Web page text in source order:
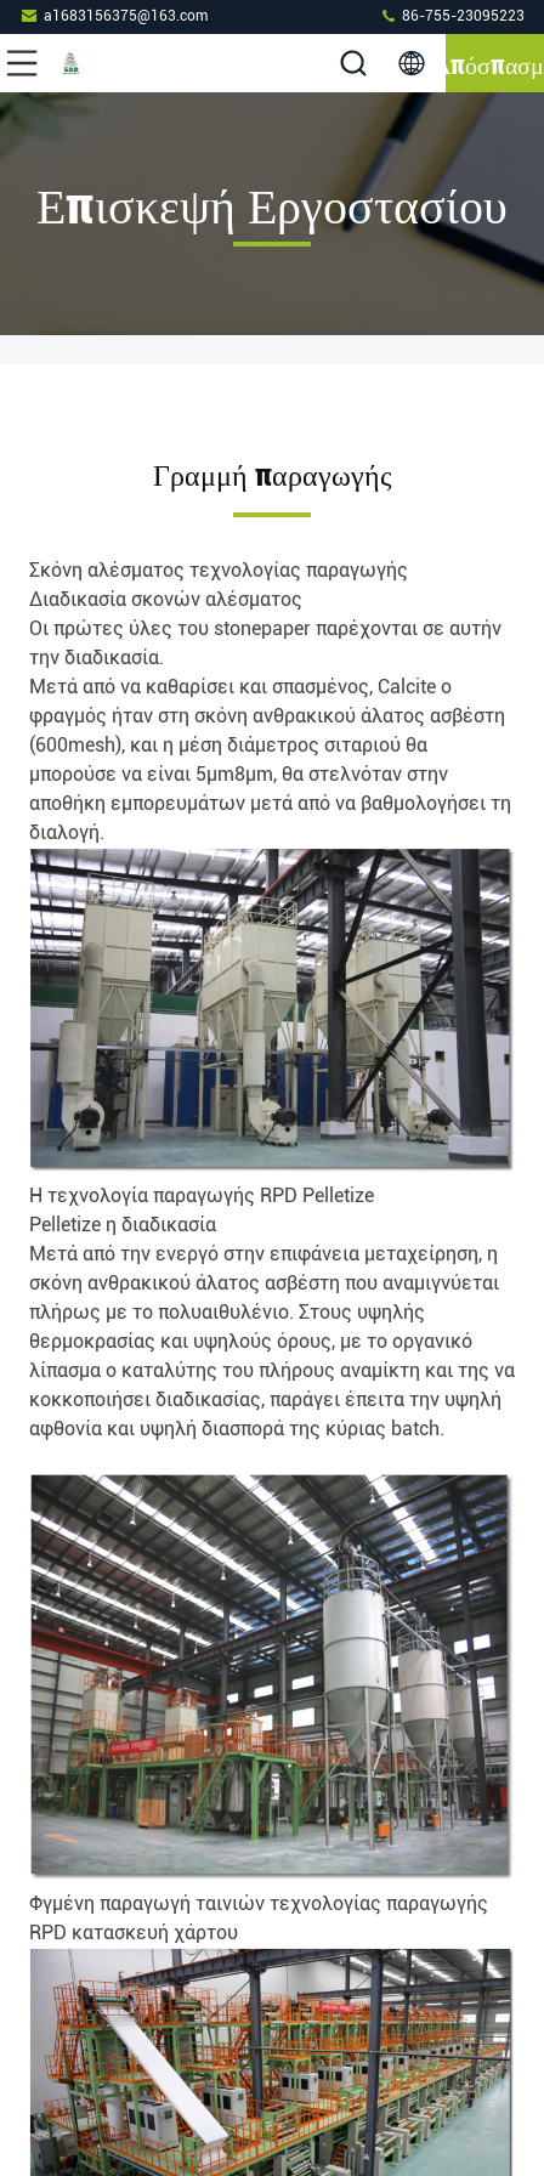
a1683156375@163.com 86-755-23095223
Επισκεψή Εργοστασίου
Γραμμή παραγωγής
Σκόνη αλέσματος τεχνολογίας παραγωγής
Διαδικασία σκονών αλέσματος
Οι πρώτες ύλες του stonepaper παρέχονται σε αυτήν
την διαδικασία.
Μετά από να καθαρίσει και σπασμένος, Calcite ο
φραγμός ήταν στη σκόνη ανθρακικού άλατος ασβέστη
(600mesh), και η μέση διάμετρος σιταριού θα
μπορούσε να είναι 5μm8μm, θα στελνόταν στην
αποθήκη εμπορευμάτων μετά από να βαθμολογήσει τη
διαλογή.
Η τεχνολογία παραγωγής RPD Pelletize
Pelletize η διαδικασία
Μετά από την ενεργό στην επιφάνεια μεταχείρηση, η
σκόνη ανθρακικού άλατος ασβέστη που αναμιγνύεται
πλήρως με το πολυαιθυλένιο. Στους υψηλής
θερμοκρασίας και υψηλούς όρους, με το οργανικό
λίπασμα ο καταλύτης του πλήρους αναμίκτη και της να
κοκκοποιήσει διαδικασίας, παράγει έπειτα την υψηλή
αφθονία και υψηλή διασπορά της κύριας batch.
Φγμένη παραγωγή ταινιών τεχνολογίας παραγωγής
RPD κατασκευή χάρτου